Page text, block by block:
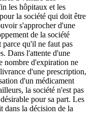
les hôpitaux et les
la société qui doit être
s'approcher d'une
de la société
qu'il ne faut pas
Dans l'attente d'une
nombre d'expiration ne
d'une prescription,
d'un médicament
la société n'est pas
pour sa part. Les
dans la décision de la